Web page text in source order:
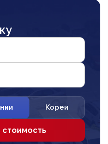
Кореи
стоимость